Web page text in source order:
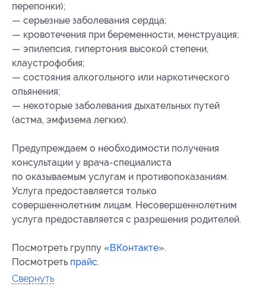
перепонки);
— серьезные заболевания сердца;
— кровотечения при беременности, менструация;
— эпилепсия, гипертония высокой степени,
клаустрофобия;
— состояния алкогольного или наркотического
опьянения;
— некоторые заболевания дыхательных путей
(астма, эмфизема легких).
Предупреждаем о необходимости получения
консультации у врача-специалиста
по оказываемым услугам и противопоказаниям.
Услуга предоставляется только
совершеннолетним лицам. Несовершеннолетним
услуга предоставляется с разрешения родителей.
Посмотреть группу «ВКонтакте».
Посмотреть прайс.
Свернуть